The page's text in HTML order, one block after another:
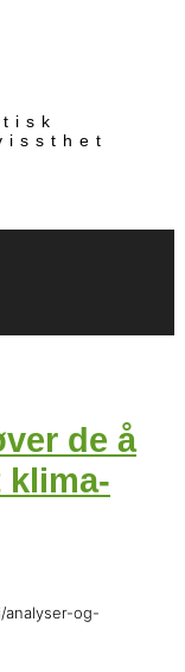
de å
klima-
analyser-og-